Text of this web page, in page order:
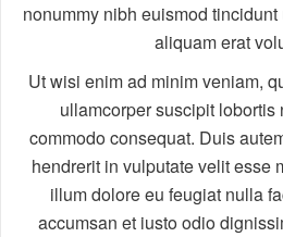
nonummy nibh euismod
aliquam erat
Ut wisi enim ad minim veniam,
ullamcorper suscipit
commodo consequat. Duis
hendrerit in vulputate velit esse
illum dolore eu feugiat nulla
accumsan et iusto odio